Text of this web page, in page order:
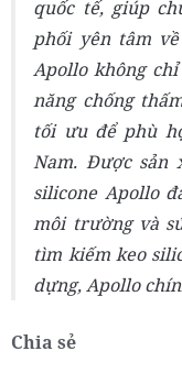
quốc tế, giúp
phối yên tâm
Apollo không
năng chống
tối ưu để phù
Nam. Được sản
silicone Apollo
môi trường và
tìm kiếm keo
dựng, Apollo
Chia sẻ